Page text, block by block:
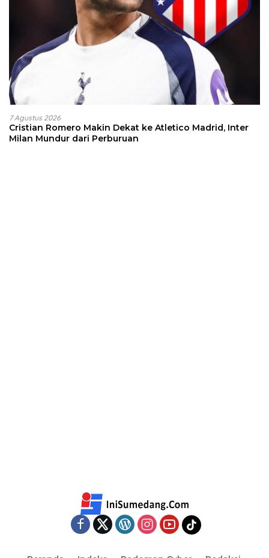
7 Agustus 2026
Cristian Romero Makin Dekat ke Atletico Madrid, Inter
Milan Mundur dari Perburuan